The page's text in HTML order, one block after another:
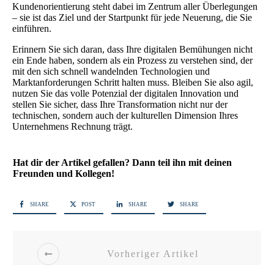
Kundenorientierung steht dabei im Zentrum aller Überlegungen
– sie ist das Ziel und der Startpunkt für jede Neuerung, die Sie
einführen.
Erinnern Sie sich daran, dass Ihre digitalen Bemühungen nicht
ein Ende haben, sondern als ein Prozess zu verstehen sind, der
mit den sich schnell wandelnden Technologien und
Marktanforderungen Schritt halten muss. Bleiben Sie also agil,
nutzen Sie das volle Potenzial der digitalen Innovation und
stellen Sie sicher, dass Ihre Transformation nicht nur der
technischen, sondern auch der kulturellen Dimension Ihres
Unternehmens Rechnung trägt.
Hat dir der Artikel gefallen? Dann teil ihn mit deinen
Freunden und Kollegen!
SHARE POST SHARE SHARE
Vorheriger Artikel